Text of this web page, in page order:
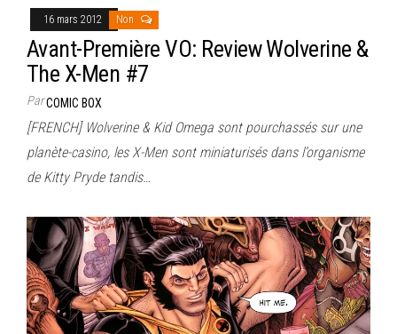
16 mars 2012 Non
Avant-Première VO: Review Wolverine &
The X-Men #7
ParCOMIC BOX
[FRENCH] Wolverine & Kid Omega sont pourchassés sur une
planète-casino, les X-Men sont miniaturisés dans l’organisme
de Kitty Pryde tandis…